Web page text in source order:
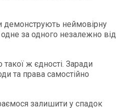
демонструють неймовірну
одне за одного незалежно від
такої ж єдності. Заради
та права самостійно
залишити у спадок